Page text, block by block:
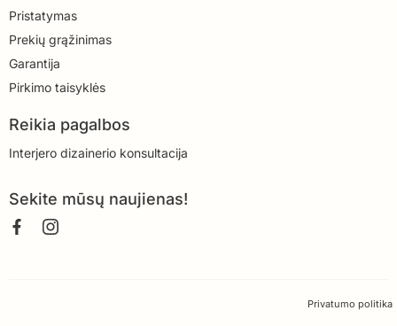
Pristatymas
Prekių grąžinimas
Garantija
Pirkimo taisyklės
Reikia pagalbos
Interjero dizainerio konsultacija
Sekite mūsų naujienas!
Privatumo politika